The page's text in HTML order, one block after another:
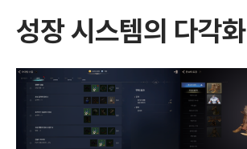
성장 시스템의 다각화